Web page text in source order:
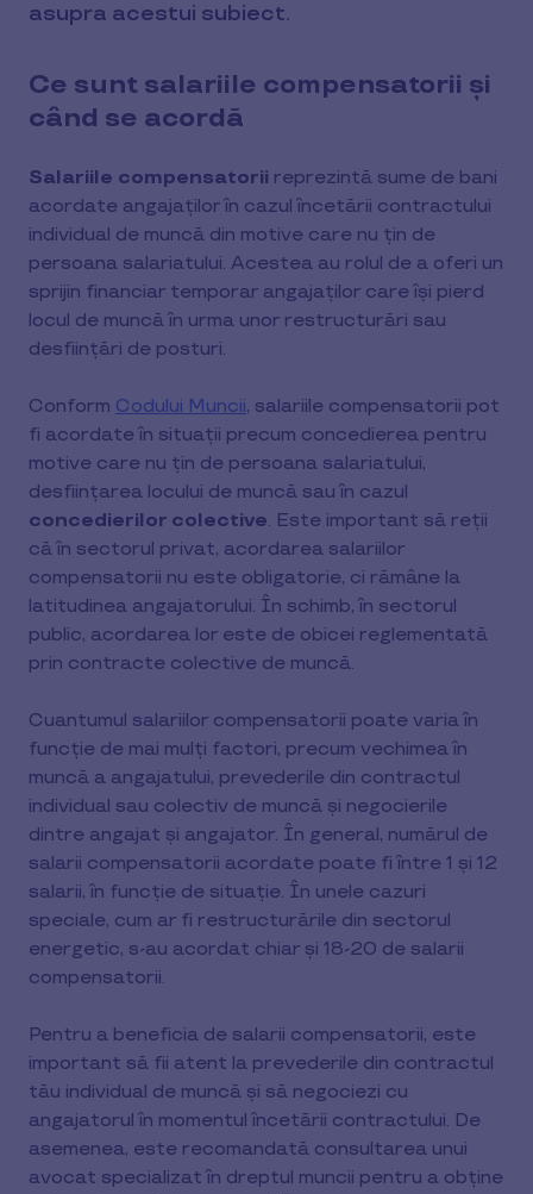
asupra acestui subiect.
Ce sunt salariile compensatorii și
când se acordă
Salariile compensatorii reprezintă sume de bani
acordate angajaților în cazul încetării contractului
individual de muncă din motive care nu țin de
persoana salariatului. Acestea au rolul de a oferi un
sprijin financiar temporar angajaților care își pierd
locul de muncă în urma unor restructurări sau
desființări de posturi.
Conform Codului Muncii, salariile compensatorii pot
fi acordate în situații precum concedierea pentru
motive care nu țin de persoana salariatului,
desființarea locului de muncă sau în cazul
concedierilor colective. Este important să reții
că în sectorul privat, acordarea salariilor
compensatorii nu este obligatorie, ci rămâne la
latitudinea angajatorului. În schimb, în sectorul
public, acordarea lor este de obicei reglementată
prin contracte colective de muncă.
Cuantumul salariilor compensatorii poate varia în
funcție de mai mulți factori, precum vechimea în
muncă a angajatului, prevederile din contractul
individual sau colectiv de muncă și negocierile
dintre angajat și angajator. În general, numărul de
salarii compensatorii acordate poate fi între 1 și 12
salarii, în funcție de situație. În unele cazuri
speciale, cum ar fi restructurările din sectorul
energetic, s-au acordat chiar și 18-20 de salarii
compensatorii.
Pentru a beneficia de salarii compensatorii, este
important să fii atent la prevederile din contractul
tău individual de muncă și să negociezi cu
angajatorul în momentul încetării contractului. De
asemenea, este recomandată consultarea unui
avocat specializat în dreptul muncii pentru a obține